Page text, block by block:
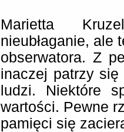
Marietta
nieubłaganie, ale
obserwatora. Z
inaczej patrzy
ludzi. Niektóre
wartości. Pewne
pamięci się